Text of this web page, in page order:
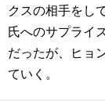
クスの相手をし
氏へのサプライ
だったが、ヒョ
ていく。